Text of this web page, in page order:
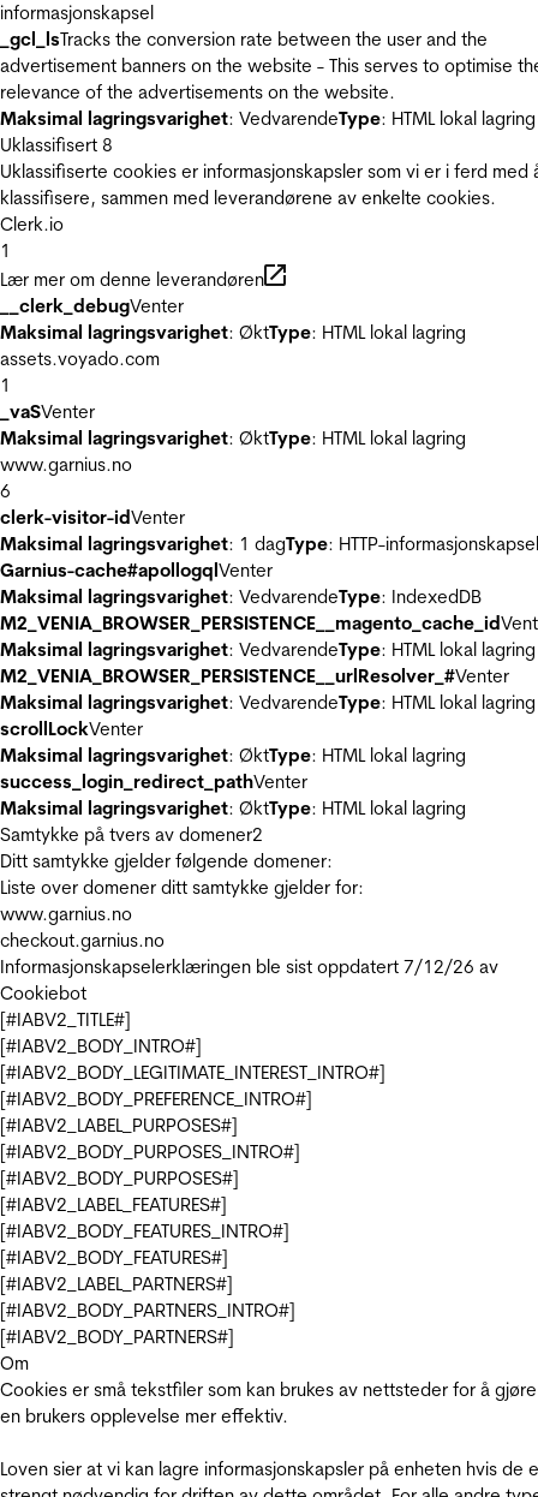
informasjonskapsel
_gcl_lsTracks the conversion rate between the user and the
advertisement banners on the website - This serves to optimise
relevance of the advertisements on the website.
Maksimal lagringsvarighet: VedvarendeType: HTML lokal lagring
Uklassifisert 8
Uklassifiserte cookies er informasjonskapsler som vi er i ferd med
klassifisere, sammen med leverandørene av enkelte cookies.
Clerk.io
1
Lær mer om denne leverandøren
__clerk_debugVenter
Maksimal lagringsvarighet: ØktType: HTML lokal lagring
assets.voyado.com
1
_vaSVenter
Maksimal lagringsvarighet: ØktType: HTML lokal lagring
www.garnius.no
6
clerk-visitor-idVenter
Maksimal lagringsvarighet: 1 dagType: HTTP-informasjonskapsel
Garnius-cache#apollogqlVenter
Maksimal lagringsvarighet: VedvarendeType: IndexedDB
M2_VENIA_BROWSER_PERSISTENCE__magento_cache_id
Maksimal lagringsvarighet: VedvarendeType: HTML lokal lagring
M2_VENIA_BROWSER_PERSISTENCE__urlResolver_#Venter
Maksimal lagringsvarighet: VedvarendeType: HTML lokal lagring
scrollLockVenter
Maksimal lagringsvarighet: ØktType: HTML lokal lagring
success_login_redirect_pathVenter
Maksimal lagringsvarighet: ØktType: HTML lokal lagring
Samtykke på tvers av domener2
Ditt samtykke gjelder følgende domener:
Liste over domener ditt samtykke gjelder for:
www.garnius.no
checkout.garnius.no
Informasjonskapselerklæringen ble sist oppdatert 7/12/26 av
Cookiebot
[#IABV2_TITLE#]
[#IABV2_BODY_INTRO#]
[#IABV2_BODY_LEGITIMATE_INTEREST_INTRO#]
[#IABV2_BODY_PREFERENCE_INTRO#]
[#IABV2_LABEL_PURPOSES#]
[#IABV2_BODY_PURPOSES_INTRO#]
[#IABV2_BODY_PURPOSES#]
[#IABV2_LABEL_FEATURES#]
[#IABV2_BODY_FEATURES_INTRO#]
[#IABV2_BODY_FEATURES#]
[#IABV2_LABEL_PARTNERS#]
[#IABV2_BODY_PARTNERS_INTRO#]
[#IABV2_BODY_PARTNERS#]
Om
Cookies er små tekstfiler som kan brukes av nettsteder for å gjøre
en brukers opplevelse mer effektiv.
Loven sier at vi kan lagre informasjonskapsler på enheten hvis de